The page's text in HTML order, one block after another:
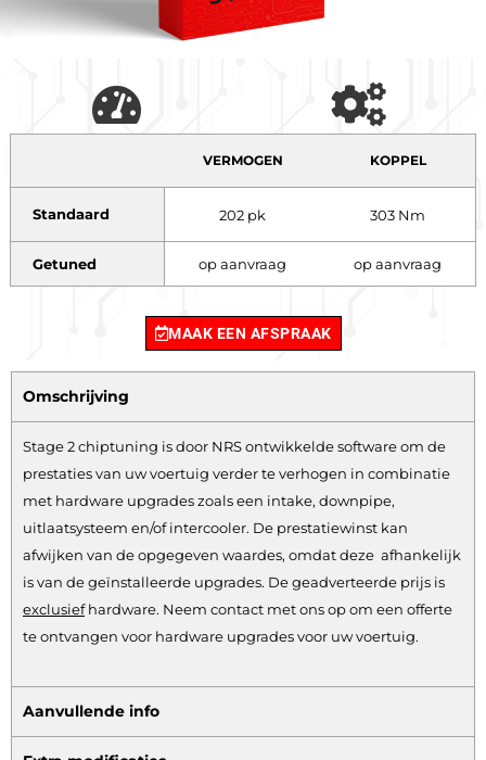
VERMOGEN KOPPEL
Standaard 202 pk 303 Nm
Getuned op aanvraag op aanvraag
MAAK EEN AFSPRAAK
Omschrijving
Stage 2 chiptuning is door NRS ontwikkelde software om de
prestaties van uw voertuig verder te verhogen in combinatie
met hardware upgrades zoals een intake, downpipe,
uitlaatsysteem en/of intercooler. De prestatiewinst kan
afwijken van de opgegeven waardes, omdat deze afhankelijk
is van de geïnstalleerde upgrades. De geadverteerde prijs is
exclusiefhardware. Neem contact met ons op om een offerte
te ontvangen voor hardware upgrades voor uw voertuig.
Aanvullende info